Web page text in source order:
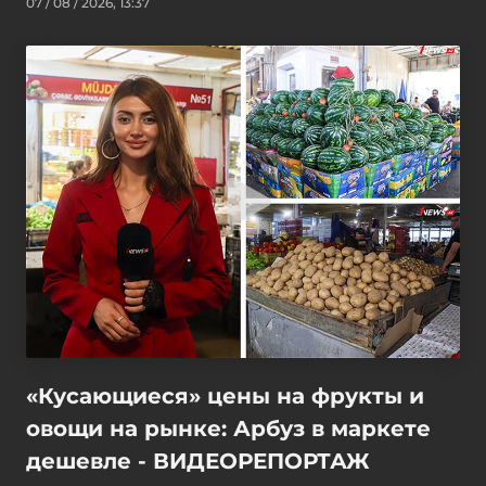
«Кусающиеся» цены на фрукты и
овощи на рынке: Арбуз в маркете
дешевле - ВИДЕОРЕПОРТАЖ